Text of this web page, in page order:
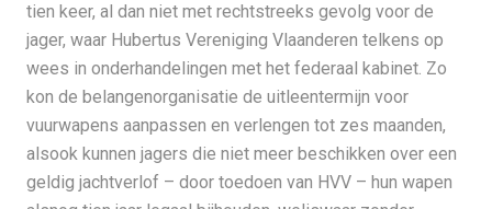
tien keer, al dan niet met rechtstreeks gevolg voor de
jager, waar Hubertus Vereniging Vlaanderen telkens op
wees in onderhandelingen met het federaal kabinet. Zo
kon de belangenorganisatie de uitleentermijn voor
vuurwapens aanpassen en verlengen tot zes maanden,
alsook kunnen jagers die niet meer beschikken over een
geldig jachtverlof – door toedoen van HVV – hun wapen